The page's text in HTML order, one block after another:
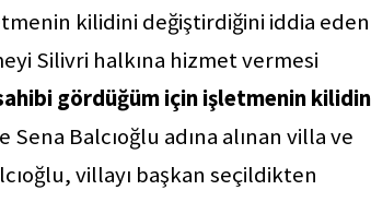
kilidini değiştirdiğini iddia eden
Silivri halkına hizmet vermesi
gördüğüm için işletmenin
Balcıoğlu adına alınan villa ve
villayı başkan seçildikten